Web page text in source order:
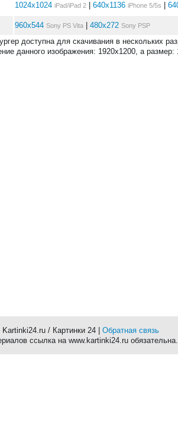
1024x1024 iPad/iPad 2 640x1136 iPhone 5/5s
960x544 Sony PS Vita 480x272 Sony PSP
доступна для скачивания в нескольких
данного изображения: 1920x1200, а размер:
/ Картинки 24 | Обратная связь
ссылка на www.kartinki24.ru обязательна.